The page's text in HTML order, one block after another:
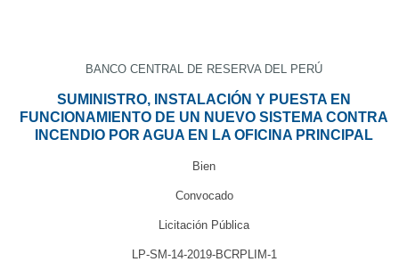
BANCO CENTRAL DE RESERVA DEL PERÚ
SUMINISTRO, INSTALACIÓN Y PUESTA EN
FUNCIONAMIENTO DE UN NUEVO SISTEMA CONTRA
INCENDIO POR AGUA EN LA OFICINA PRINCIPAL
Bien
Convocado
Licitación Pública
LP-SM-14-2019-BCRPLIM-1